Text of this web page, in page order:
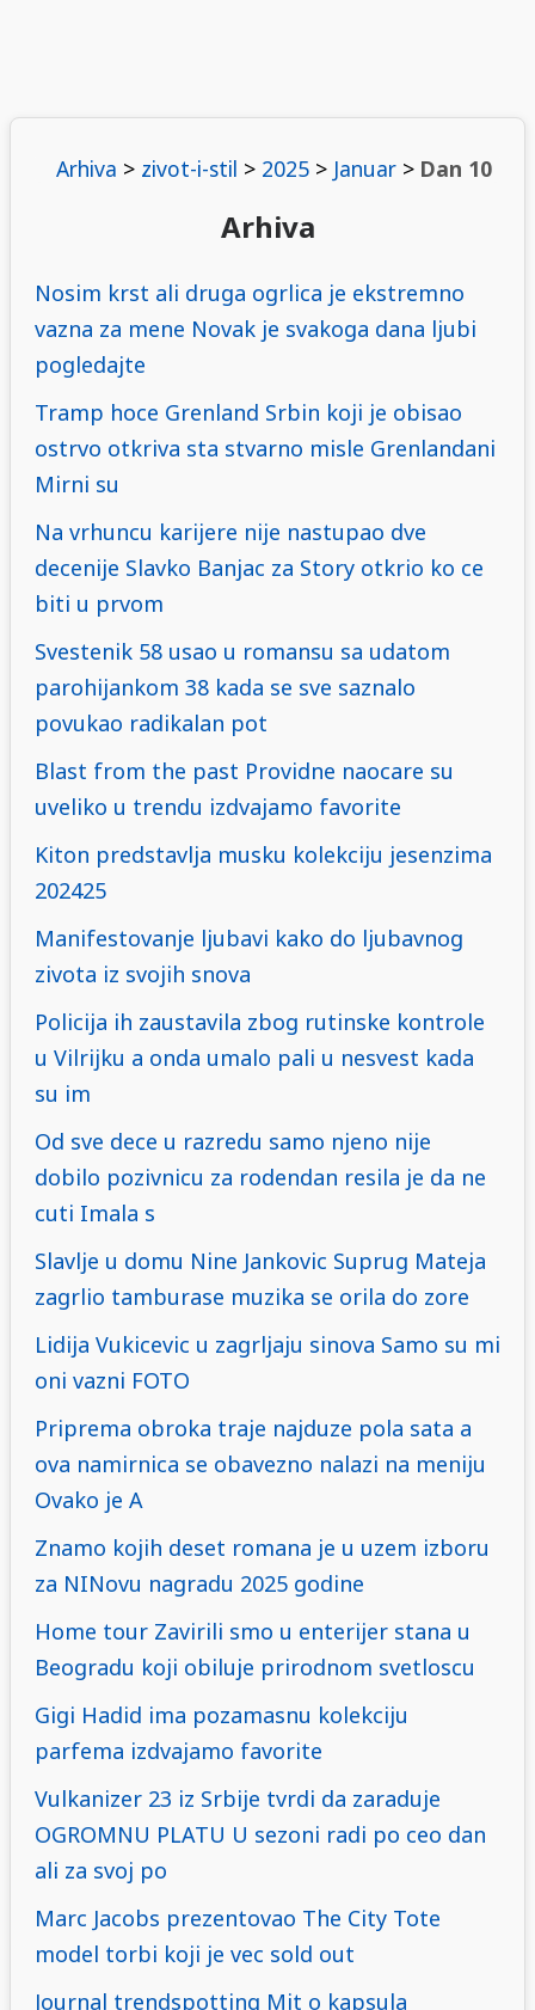
Arhiva > zivot-i-stil > 2025> Januar> Dan 10
Arhiva
Nosim krst ali druga ogrlica je ekstremno
vazna za mene Novak je svakoga dana ljubi
pogledajte
Tramp hoce Grenland Srbin koji je obisao
ostrvo otkriva sta stvarno misle Grenlandani
Mirni su
Na vrhuncu karijere nije nastupao dve
decenije Slavko Banjac za Story otkrio ko ce
biti u prvom
Svestenik 58 usao u romansu sa udatom
parohijankom 38 kada se sve saznalo
povukao radikalan pot
Blast from the past Providne naocare su
uveliko u trendu izdvajamo favorite
Kiton predstavlja musku kolekciju jesenzima
202425
Manifestovanje ljubavi kako do ljubavnog
zivota iz svojih snova
Policija ih zaustavila zbog rutinske kontrole
u Vilrijku a onda umalo pali u nesvest kada
su im
Od sve dece u razredu samo njeno nije
dobilo pozivnicu za rodendan resila je da ne
cuti Imala s
Slavlje u domu Nine Jankovic Suprug Mateja
zagrlio tamburase muzika se orila do zore
Lidija Vukicevic u zagrljaju sinova Samo su mi
oni vazni FOTO
Priprema obroka traje najduze pola sata a
ova namirnica se obavezno nalazi na meniju
Ovako je A
Znamo kojih deset romana je u uzem izboru
za NINovu nagradu 2025 godine
Home tour Zavirili smo u enterijer stana u
Beogradu koji obiluje prirodnom svetloscu
Gigi Hadid ima pozamasnu kolekciju
parfema izdvajamo favorite
Vulkanizer 23 iz Srbije tvrdi da zaraduje
OGROMNU PLATU U sezoni radi po ceo dan
ali za svoj po
Marc Jacobs prezentovao The City Tote
model torbi koji je vec sold out
Journal trendspotting Mit o kapsula